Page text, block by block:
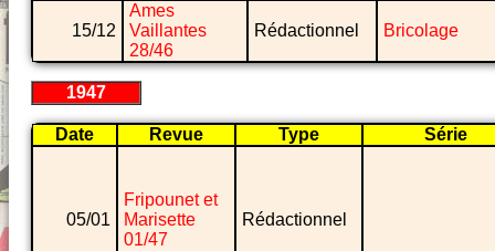
15/12
Ames
Vaillantes
28/46
Rédactionnel Bricolage
1947
Date Revue Type Série
05/01
Fripounet et
Marisette
01/47
Rédactionnel